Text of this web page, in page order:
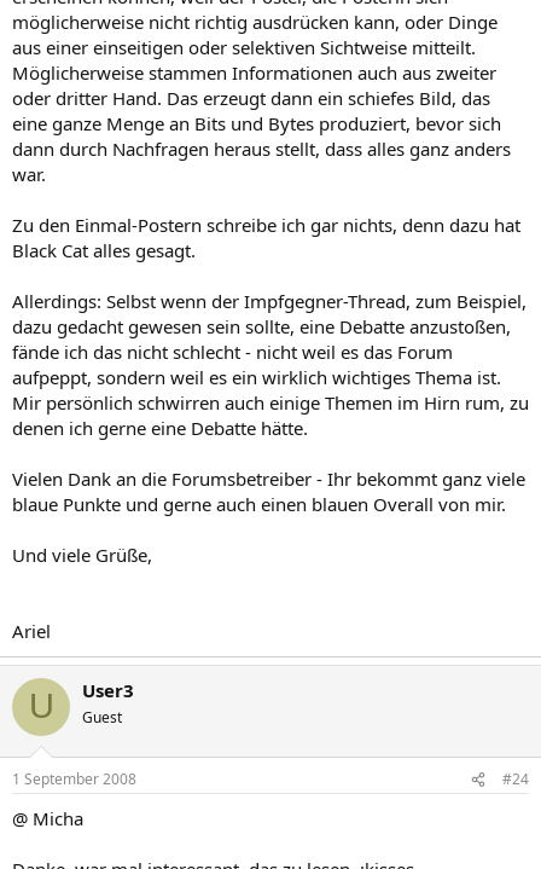
möglicherweise nicht richtig ausdrücken kann, oder Dinge
aus einer einseitigen oder selektiven Sichtweise mitteilt.
Möglicherweise stammen Informationen auch aus zweiter
oder dritter Hand. Das erzeugt dann ein schiefes Bild, das
eine ganze Menge an Bits und Bytes produziert, bevor sich
dann durch Nachfragen heraus stellt, dass alles ganz anders
war.
Zu den Einmal-Postern schreibe ich gar nichts, denn dazu hat
Black Cat alles gesagt.
Allerdings: Selbst wenn der Impfgegner-Thread, zum Beispiel,
dazu gedacht gewesen sein sollte, eine Debatte anzustoßen,
fände ich das nicht schlecht - nicht weil es das Forum
aufpeppt, sondern weil es ein wirklich wichtiges Thema ist.
Mir persönlich schwirren auch einige Themen im Hirn rum, zu
denen ich gerne eine Debatte hätte.
Vielen Dank an die Forumsbetreiber - Ihr bekommt ganz viele
blaue Punkte und gerne auch einen blauen Overall von mir.
Und viele Grüße,
Ariel
U User3
Guest
1 September 2008 #24
@ Micha